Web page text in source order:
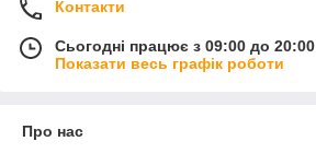
Контакти
Сьогодні працює з 09:00 до 20:00
Показати весь графік роботи
Про нас